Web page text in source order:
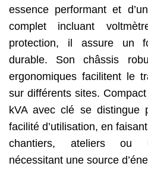
essence performant et
complet incluant
protection, il assure un
durable. Son châssis
ergonomiques facilitent le
sur différents sites.
kVA avec clé se distingue
facilité d’utilisation, en
chantiers, ateliers ou
nécessitant une source